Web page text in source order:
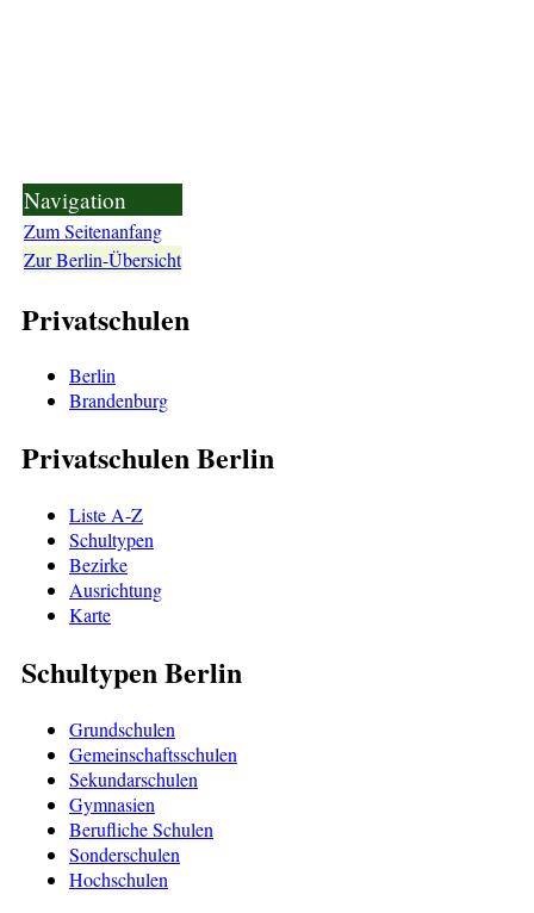
Navigation
Zum Seitenanfang
Zur Berlin-Übersicht
Privatschulen
Berlin
Brandenburg
Privatschulen Berlin
Liste A-Z
Schultypen
Bezirke
Ausrichtung
Karte
Schultypen Berlin
Grundschulen
Gemeinschaftsschulen
Sekundarschulen
Gymnasien
Berufliche Schulen
Sonderschulen
Hochschulen